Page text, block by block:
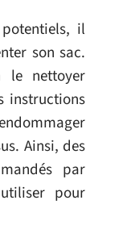
il
son sac.
nettoyer
instructions
Ainsi, des
par
pour